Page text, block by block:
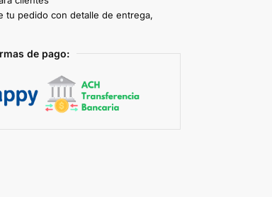
tu pedido con detalle de entrega,
de pago: